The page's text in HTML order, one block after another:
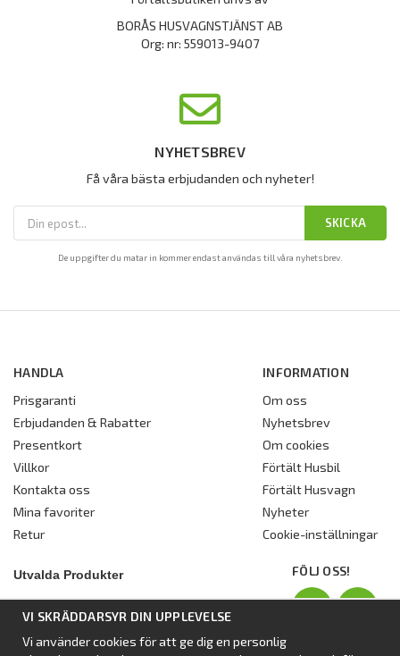
BORÅS HUSVAGNSTJÄNST AB
Org: nr: 559013-9407
NYHETSBREV
Få våra bästa erbjudanden och nyheter!
SKICKA
De uppgifter du matar in kommer endast användas till våra nyhetsbrev.
HANDLA
Prisgaranti
Erbjudanden & Rabatter
Presentkort
Villkor
Kontakta oss
Mina favoriter
Retur
INFORMATION
Om oss
Nyhetsbrev
Om cookies
Förtält Husbil
Förtält Husvagn
Nyheter
Cookie-inställningar
Utvalda Produkter
Dometic Stuga Rest
Isabellas Året runt tält Villa
FÖLJ OSS!
VI SKRÄDDARSYR DIN UPPLEVELSE
Vi använder cookies för att ge dig en personlig